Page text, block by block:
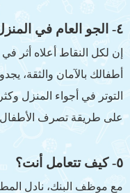
٤- الجو العام في المنزل:
إن لكل النقاط أعلاه أثر
أطفالك بالآمان والثقة،
التوتر في أجواء المنزل
على طريقة تصرف الأطفال
٥- كيف تتعامل أنت؟
مع موظف البنك، نادل